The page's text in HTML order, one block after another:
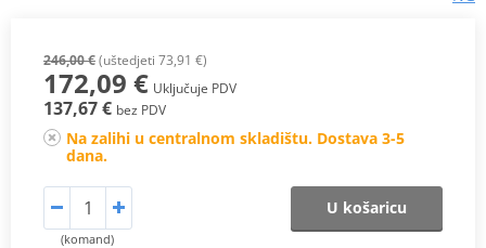
246,00 €(uštedjeti 73,91 €)
172,09 € Uključuje PDV
137,67 € bez PDV
Na zalihi u centralnom skladištu. Dostava 3-5
dana.
(komand)
U košaricu